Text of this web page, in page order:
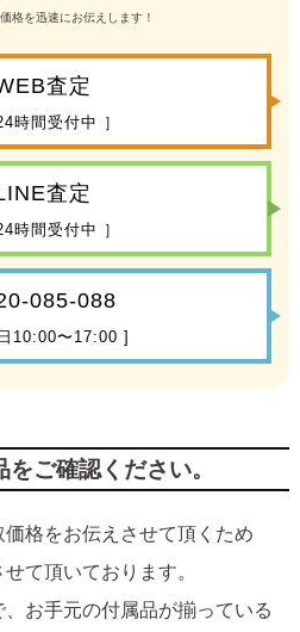
格を迅速にお伝えします！
査定
時間受付中 ］
査定
時間受付中 ］
085-088
10:00〜17:00 ]
ご確認ください。
格をお伝えさせて頂くため
て頂いております。
お手元の付属品が揃っている